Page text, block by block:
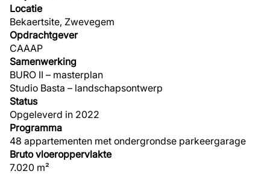
Locatie
Bekaertsite, Zwevegem
Opdrachtgever
CAAAP
Samenwerking
BURO II – masterplan
Studio Basta – landschapsontwerp
Status
Opgeleverd in 2022
Programma
48 appartementen met ondergrondse parkeergarage
Bruto vloeroppervlakte
7.020 m²